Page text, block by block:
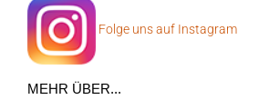
Folge uns auf Instagram
MEHR ÜBER...